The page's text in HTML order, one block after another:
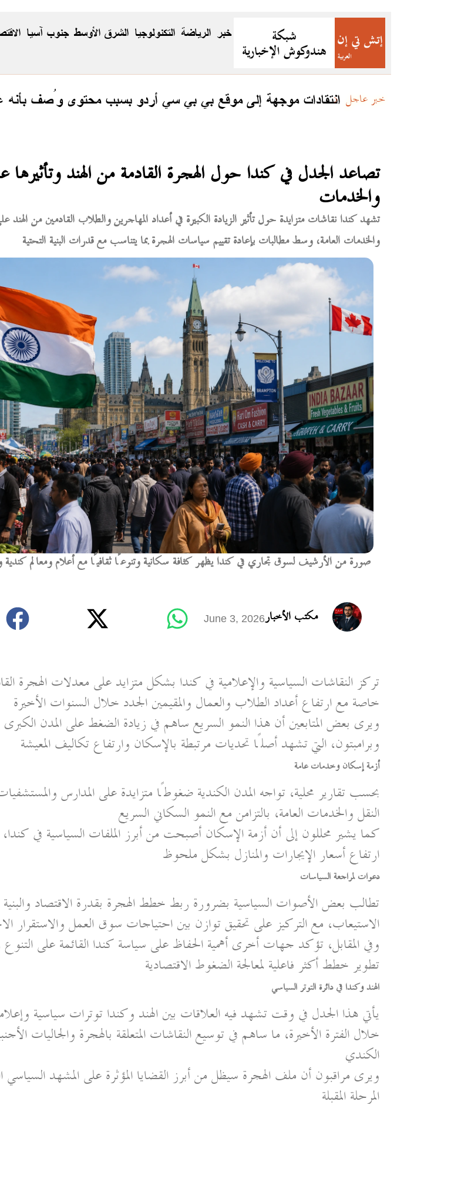
جنوب آسيا الشرق الأوسط التكنولوجيا الرياضة خبر
انتقادات موجهة إلى موقع بي بي سي أردو بسبب محتوى وُصف بأنه خبر عاجل
تصاعد الجدل في كندا حول الهجرة القادمة من الهند
والخدمات
تشهد كندا نقاشات متزايدة حول تأثير الزيادة الكبيرة في أعداد المهاجرين والطلاب القادمين من
والخدمات العامة، وسط مطالبات بإعادة تقييم سياسات الهجرة بما يتناسب مع قدرات البنية التحتية
صورة من الأرشيف لسوق تجاري في كندا يظهر كثافة سكانية وتنوعًا ثقافيًا مع أعلام ومعالم كندية
مكتب الأخبارJune 3, 2026
تركز النقاشات السياسية والإعلامية في كندا بشكل متزايد على معدلات الهجرة
خاصة مع ارتفاع أعداد الطلاب والعمال والمقيمين الجدد خلال السنوات الأخيرة
ويرى بعض المتابعين أن هذا النمو السريع ساهم في زيادة الضغط على المدن
وبرامبتون، التي تشهد أصلًا تحديات مرتبطة بالإسكان وارتفاع تكاليف المعيشة
أزمة إسكان وخدمات عامة
بحسب تقارير محلية، تواجه المدن الكندية ضغوطًا متزايدة على المدارس
النقل والخدمات العامة، بالتزامن مع النمو السكاني السريع
كما يشير محللون إلى أن أزمة الإسكان أصبحت من أبرز الملفات السياسية في
ارتفاع أسعار الإيجارات والمنازل بشكل ملحوظ
دعوات لمراجعة السياسات
تطالب بعض الأصوات السياسية بضرورة ربط خطط الهجرة بقدرة الاقتصاد والبنية
الاستيعاب، مع التركيز على تحقيق توازن بين احتياجات سوق العمل والاستقرار
وفي المقابل، تؤكد جهات أخرى أهمية الحفاظ على سياسة كندا القائمة على التنوع
تطوير خطط أكثر فاعلية لمعالجة الضغوط الاقتصادية
الهند وكندا في دائرة التوتر السياسي
يأتي هذا الجدل في وقت تشهد فيه العلاقات بين الهند وكندا توترات سياسية
خلال الفترة الأخيرة، ما ساهم في توسيع النقاشات المتعلقة بالهجرة والجاليات
الكندي
ويرى مراقبون أن ملف الهجرة سيظل من أبرز القضايا المؤثرة على المشهد
المرحلة المقبلة